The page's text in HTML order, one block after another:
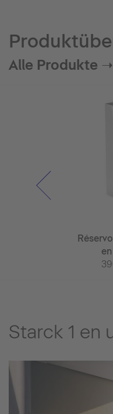
Alle Produkte ➝
Starck 1 en